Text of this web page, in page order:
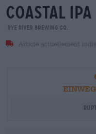
coastal ipa
Rye River Brewing Co.
Article actuellement
EINWEG